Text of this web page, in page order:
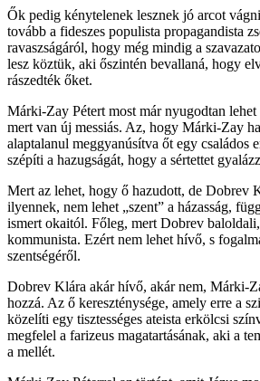
Ők pedig kénytelenek lesznek jó arcot
tovább a fideszes populista propagandista
ravaszságáról, hogy még mindig a
lesz köztük, aki őszintén bevallaná, hogy
rászedték őket.
Márki-Zay Pétert most már nyugodtan
mert van új messiás. Az, hogy Márki-Zay
alaptalanul meggyanúsítva őt egy családos
szépíti a hazugságát, hogy a sértettet
Mert az lehet, hogy ő hazudott, de Dobrev
ilyennek, nem lehet „szent” a házasság,
ismert okaitól. Főleg, mert Dobrev
kommunista. Ezért nem lehet hívő, s
szentségéről.
Dobrev Klára akár hívő, akár nem, Márki-
hozzá. Az ő kereszténysége, amely erre a
közelíti egy tisztességes ateista erkölcsi
megfelel a farizeus magatartásának, aki a
a mellét.